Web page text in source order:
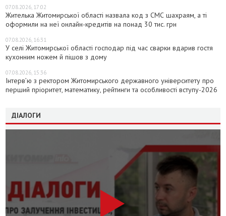
07.08.2026, 17:02
Жителька Житомирської області назвала код з СМС шахраям, а ті
оформили на неї онлайн-кредитів на понад 30 тис. грн
07.08.2026, 16:31
У селі Житомирської області господар під час сварки вдарив гостя
кухонним ножем й пішов з дому
07.08.2026, 15:36
Інтерв’ю з ректором Житомирського державного університету про
перший пріоритет, математику, рейтинги та особливості вступу-2026
ДІАЛОГИ